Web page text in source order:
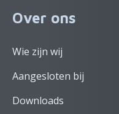
Over ons
Wie zijn wij
Aangesloten bij
Downloads